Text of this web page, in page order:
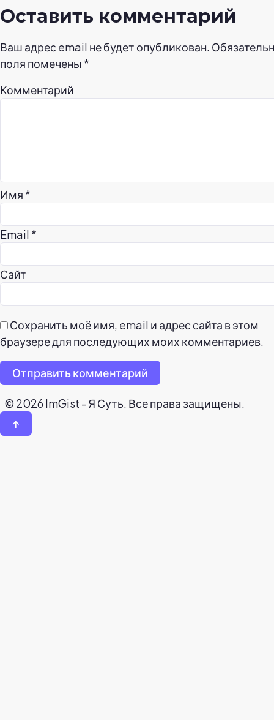
Оставить комментарий
Ваш адрес email не будет опубликован.
поля помечены *
Комментарий
Имя *
Email *
Сайт
Сохранить моё имя, email и адрес сайта в этом
браузере для последующих моих комментариев.
Отправить комментарий
© 2026 ImGist - Я Суть. Все права защищены.
↑